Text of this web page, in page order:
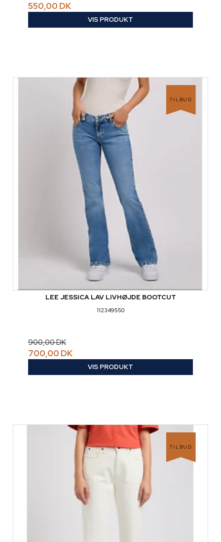
550,00 DK
VIS PRODUKT
TILBUD
LEE JESSICA LAV LIVHØJDE BOOTCUT
112349550
900,00 DK
700,00 DK
VIS PRODUKT
TILBUD